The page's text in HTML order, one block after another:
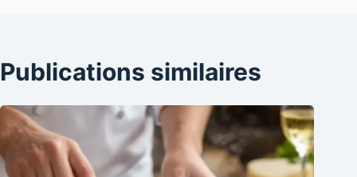
Publications similaires